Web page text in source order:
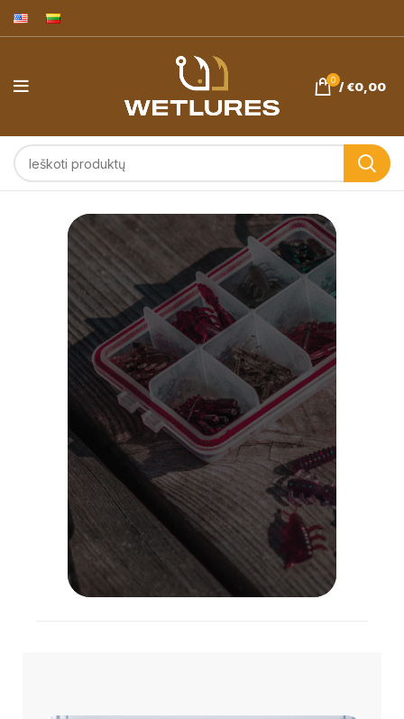
0 / €0,00
Avižadrebis ir
ešerių žvejyba.
Wetlures.eu
masalai -
pagaminta
Lietuvoje!
VISOS PREKĖS
APIE MUS